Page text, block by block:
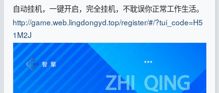
自动挂机，一键开启，完全挂机，不耽误你正常工作生活。
http://game.web.lingdongyd.top/register/#/?tui_code=H5
1M2J